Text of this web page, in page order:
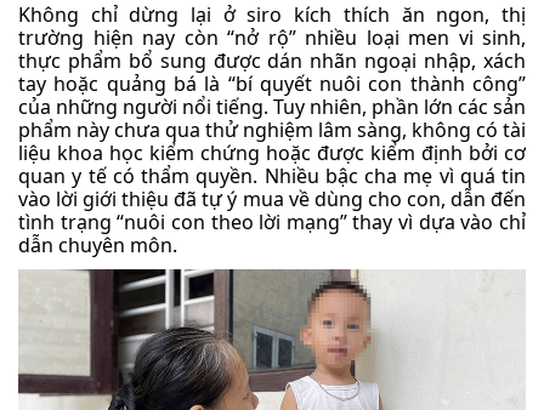
Không chỉ dừng lại ở siro kích thích ăn ngon, thị
trường hiện nay còn “nở rộ” nhiều loại men vi sinh,
thực phẩm bổ sung được dán nhãn ngoại nhập, xách
tay hoặc quảng bá là “bí quyết nuôi con thành công”
của những người nổi tiếng. Tuy nhiên, phần lớn các sản
phẩm này chưa qua thử nghiệm lâm sàng, không có tài
liệu khoa học kiểm chứng hoặc được kiểm định bởi cơ
quan y tế có thẩm quyền. Nhiều bậc cha mẹ vì quá tin
vào lời giới thiệu đã tự ý mua về dùng cho con, dẫn đến
tình trạng “nuôi con theo lời mạng” thay vì dựa vào chỉ
dẫn chuyên môn.